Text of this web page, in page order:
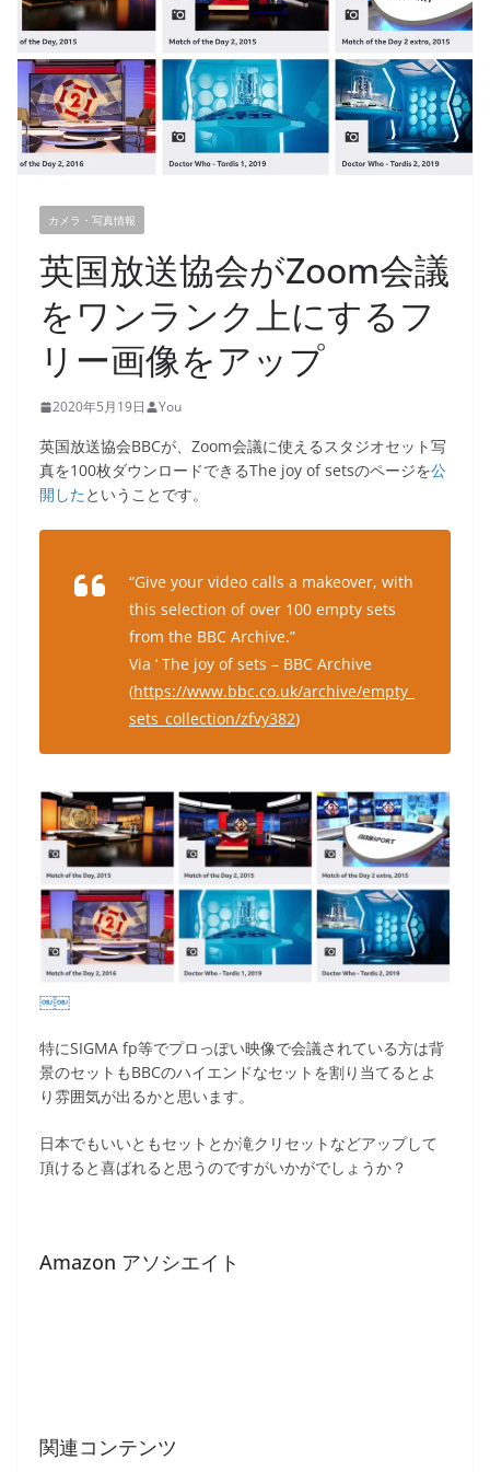
カメラ・写真情報
英国放送協会がZoom会議
をワンランク上にするフ
リー画像をアップ
2020年5月19日 You
英国放送協会BBCが、Zoom会議に使えるスタジオセット写
真を100枚ダウンロードできるThe joy of setsのページを公
開した ということです。
“Give your video calls a makeover, with
this selection of over 100 empty sets
from the BBC Archive.”
Via ‘ The joy of sets – BBC Archive
(https://www.bbc.co.uk/archive/empty_
sets_collection/zfvy382)
￼￼
特にSIGMA fp等でプロっぽい映像で会議されている方は背
景のセットもBBCのハイエンドなセットを割り当てるとよ
り雰囲気が出るかと思います。
日本でもいいともセットとか滝クリセットなどアップして
頂けると喜ばれると思うのですがいかがでしょうか？
Amazon アソシエイト
関連コンテンツ